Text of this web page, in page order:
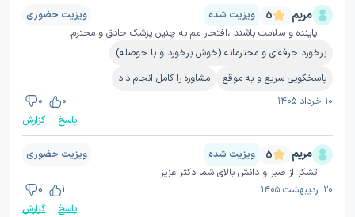
مریم 5 ویزیت شده
ویزیت حضوری
پاینده و سلامت باشند ،افتخار مم به چنین پزشک حادق و محترم.
برخورد حرفه‌ای و محترمانه (خوش برخورد و با حوصله)
پاسخگویی سریع و به موقع
مشاوره را کامل انجام داد
۱۰ خرداد ۱۴۰۵
0
0
پاسخ
گزارش
مریم 5 ویزیت شده
ویزیت حضوری
تشکر از صبر و دانش بالای شما دکتر عزیز
۲۰ اردیبهشت ۱۴۰۵
1
0
پاسخ
گزارش